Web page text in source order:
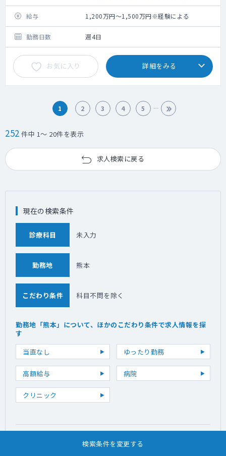
・外来3コマ／週（内訳：2コマ再診、1コマ
初診）
・病床20～30床を担当
・当直については、マストではございません
が稀に依頼がある場合がございます。
給与 1,200万円～1,500万円※経験による
勤務日数 週4日
お気に入り 詳細をみる
1 2 3 4 5
252 件中 1～ 20件を表示
求人検索に戻る
検索条件を変更する
現在の検索条件
診療科目 未入力
勤務地 熊本
こだわり条件 科目不問を除く
勤務地「熊本」について、ほかのこだわり条件で求人情報を探
す
当直なし
ゆったり勤務
高額給与 病院
クリニック
勤務地「熊本」を別のエリアに変更して求人情報を探す